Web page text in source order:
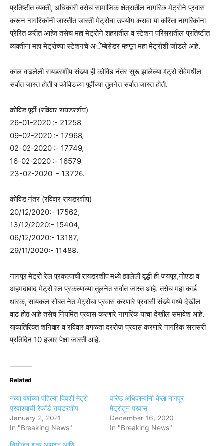
प्रतिष्टीत व्यक्ती, अधिकारी तसेच सामाजिक क्षेत्रातील नागरिक मेट्रोने प्रवास
करून नागरिकांनी जास्तीत जास्ती मेट्रोचा उपयोग करावा या करिता नागरिकांना
प्रेरित करीत आहेत तसेच महा मेट्रोने शहरातील व स्टेशन परिसरातील प्रतिष्टीत
व्यक्तीना महा मेट्रोच्या स्टेशनचे अॅेम्बेसेडर म्हणून महा मेट्रोशी जोडले आहे.
काल वाढलेली रायडरशीप संख्या ही कोविड नंतर सुरू झालेल्या मेट्रो सेवेमधील
सर्वात जास्त होती व कोविडच्या पूर्वीच्या तुलनेत सर्वात जास्त होती.
कोविड पूर्वी (रविवार रायडरशीप)
26-01-2020 :- 21258,
09-02-2020 :- 17968,
02-02-2020 :- 17749,
16-02-2020 :- 16579,
23-02-2020 :- 13726.
कोविड नंतर (रविवार रायडरशीप)
20/12/2020:- 17562,
13/12/2020:- 15404,
06/12/2020:- 13187,
29/11/2020:- 11488.
नागपूर मेट्रो रेल प्रकल्पाची रायडरशीप मध्ये झालेली वृद्धी ही जयपूर,नोएडा व
अहमदाबाद मेट्रो रेल प्रकल्पाच्या तुलनेत सर्वात जास्त आहे. तसेच महा कार्ड
धारक, सायकल सोबत नेत मेट्रोचा प्रवास करणारे प्रवासी संख्ये मध्ये देखील
वाढ होत आहे तसेच नियमित प्रवास करणारे नागरिक यांचा देखील समावेश आहे.
याव्यतिरिक्त शनिवार व रविवार वगळता दररोज प्रवास करणारे नागरिक सरासरी
प्रतिदिन 10 हजार पेक्षा जास्ती आहे.
Related
नव्या वर्षाच्या पहिल्या दिवशी मेट्रो
प्रवाश्याची रेकॉर्ड रायडरशीप
January 2, 2021
In "Breaking News"
वरिष्ठ अधिकाऱ्यांनी केला नागपूर
मेट्रोतून प्रवास
December 16, 2020
In "Breaking News"
नियोजन शुन्य आमदार आणि